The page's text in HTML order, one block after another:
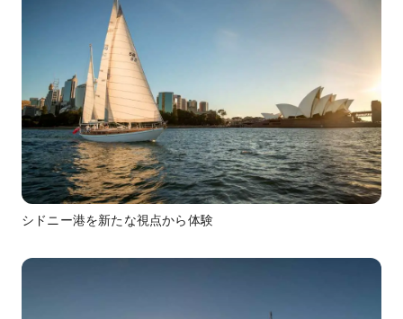
シドニー港を新たな視点から体験